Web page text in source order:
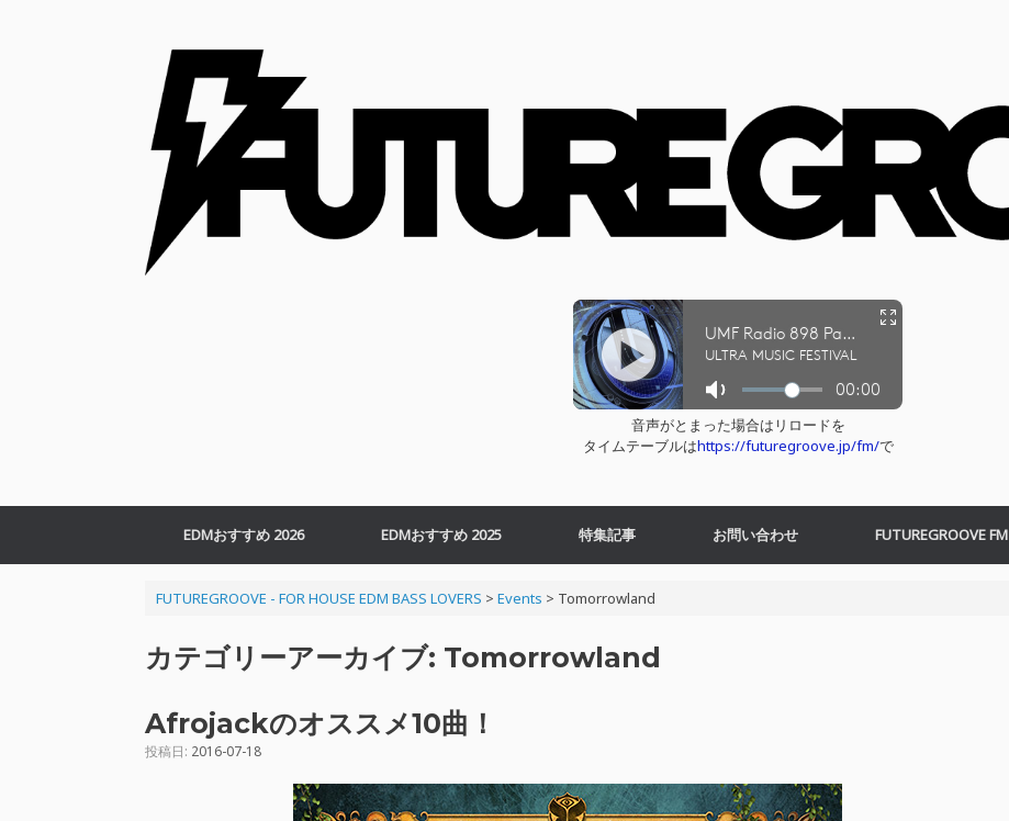
音声がとまった場合はリロードを
タイムテーブルはhttps://futuregroove.jp/fm/で
EDMおすすめ 2026 EDMおすすめ 2025 特集記事 お問い合わせ FUTUREGROOVE FM
FUTUREGROOVE - FOR HOUSE EDM BASS LOVERS > Events > Tomorrowland
カテゴリーアーカイブ: Tomorrowland
Afrojackのオススメ10曲！
投稿日: 2016-07-18